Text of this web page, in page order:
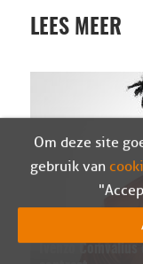
LEES MEER
Om deze site
gebruik van